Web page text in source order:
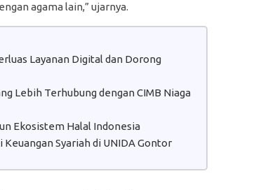
agama lain,” ujarnya.
Layanan Digital dan Dorong
Lebih Terhubung dengan CIMB Niaga
Ekosistem Halal Indonesia
Syariah di UNIDA Gontor